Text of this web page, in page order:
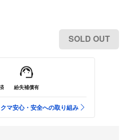
SOLD OUT
紛失補償有
マ安心・安全への取り組み